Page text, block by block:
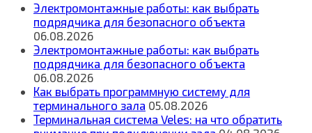
Электромонтажные работы: как выбрать
подрядчика для безопасного объекта
06.08.2026
Электромонтажные работы: как выбрать
подрядчика для безопасного объекта
06.08.2026
Как выбрать программную систему для
терминального зала 05.08.2026
Терминальная система Veles: на что обратить